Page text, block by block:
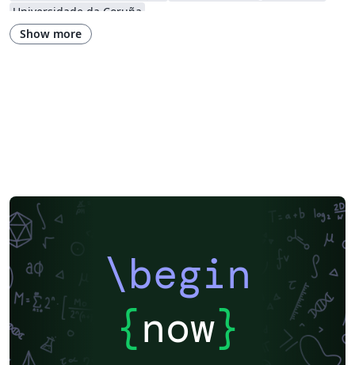
Universidade da Coruña
Show more
\begin
{now}